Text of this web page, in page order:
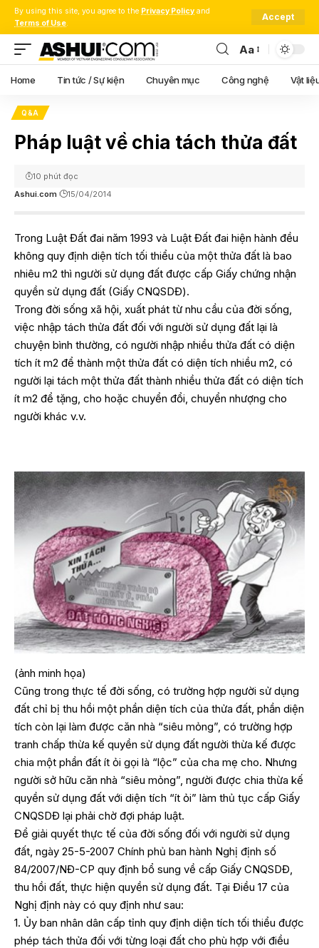
By using this site, you agree to the Privacy Policy and
Terms of Use.
Accept
Font
Resizer
Aa
Home Tin tức / Sự kiện Chuyên mục Công nghệ Vật
Q&A
Pháp luật về chia tách thửa đất
Ashui.com 15/04/2014
10 phút đọc
Trong Luật Đất đai năm 1993 và Luật Đất đai hiện hành đều
không quy định diện tích tối thiểu của một thửa đất là bao
nhiêu m2 thì người sử dụng đất được cấp Giấy chứng nhận
quyền sử dụng đất (Giấy CNQSDĐ).
Trong đời sống xã hội, xuất phát từ nhu cầu của đời sống,
việc nhập tách thửa đất đối với người sử dụng đất lại là
chuyện bình thường, có người nhập nhiều thửa đất có diện
tích ít m2 để thành một thửa đất có diện tích nhiều m2, có
người lại tách một thửa đất thành nhiều thửa đất có diện tích
ít m2 để tặng, cho hoặc chuyển đổi, chuyển nhượng cho
người khác v.v.
(ảnh minh họa)
Cũng trong thực tế đời sống, có trường hợp người sử dụng
đất chỉ bị thu hồi một phần diện tích của thửa đất, phần diện
tích còn lại làm được căn nhà “siêu mỏng”, có trường hợp
tranh chấp thừa kế quyền sử dụng đất người thừa kế được
chia một phần đất ít ỏi gọi là “lộc” của cha mẹ cho. Nhưng
người sở hữu căn nhà “siêu mỏng”, người được chia thừa kế
quyền sử dụng đất với diện tích “ít ỏi” làm thủ tục cấp Giấy
CNQSDĐ lại phải chờ đợi pháp luật.
Để giải quyết thực tế của đời sống đối với người sử dụng
đất, ngày 25-5-2007 Chính phủ ban hành Nghị định số
84/2007/NĐ-CP quy định bổ sung về cấp Giấy CNQSDĐ,
thu hồi đất, thực hiện quyền sử dụng đất. Tại Điều 17 của
Nghị định này có quy định như sau:
1. Ủy ban nhân dân cấp tỉnh quy định diện tích tối thiểu được
phép tách thửa đối với từng loại đất cho phù hợp với điều